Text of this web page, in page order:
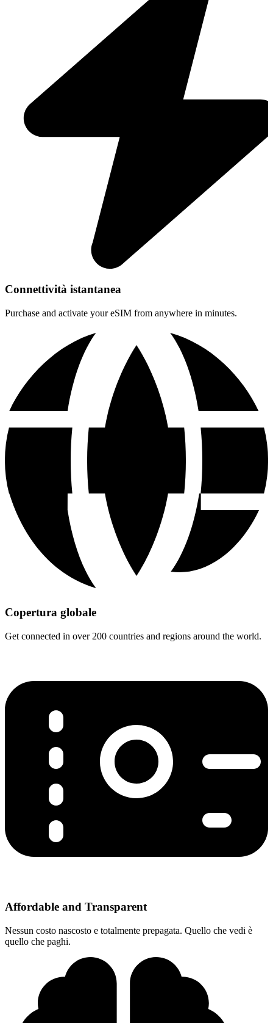
Connettività istantanea
Purchase and activate your eSIM from anywhere in minutes.
Copertura globale
Get connected in over 200 countries and regions around the world.
Affordable and Transparent
Nessun costo nascosto e totalmente prepagata. Quello che vedi è
quello che paghi.